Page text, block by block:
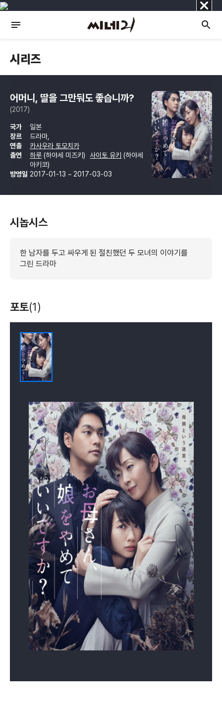
닫
기
시리즈
어머니, 딸을 그만둬도 좋습니까?
(2017)
국가
일본
장르
드라마,
연출
카사우라 토모치카
출연
하루(하야세 미즈키) 사이토 유키 (하야세
아키코)
방영일 2017-01-13 ~ 2017-03-03
시놉시스
한 남자를 두고 싸우게 된 절친했던 두 모녀의 이야기를
그린 드라마
포토(1)